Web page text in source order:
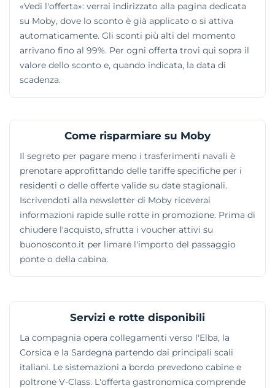
«Vedi l'offerta»: verrai indirizzato alla pagina dedicata
su Moby, dove lo sconto è già applicato o si attiva
automaticamente. Gli sconti più alti del momento
arrivano fino al 99%. Per ogni offerta trovi qui sopra il
valore dello sconto e, quando indicata, la data di
scadenza.
Come risparmiare su Moby
Il segreto per pagare meno i trasferimenti navali è
prenotare approfittando delle tariffe specifiche per i
residenti o delle offerte valide su date stagionali.
Iscrivendoti alla newsletter di Moby riceverai
informazioni rapide sulle rotte in promozione. Prima di
chiudere l'acquisto, sfrutta i voucher attivi su
buonosconto.it per limare l'importo del passaggio
ponte o della cabina.
Servizi e rotte disponibili
La compagnia opera collegamenti verso l'Elba, la
Corsica e la Sardegna partendo dai principali scali
italiani. Le sistemazioni a bordo prevedono cabine e
poltrone V-Class. L'offerta gastronomica comprende